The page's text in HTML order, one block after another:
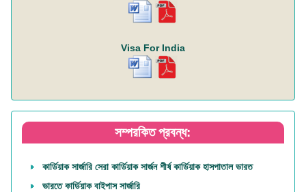
Visa For India
সম্পরকিত প্রবন্ধ:
কার্ডিয়াক সার্জারি সেরা কার্ডিয়াক সার্জন শীর্ষ কার্ডিয়াক হাসপাতাল ভারত
ভারতে কার্ডিয়াক বাইপাস সার্জারি